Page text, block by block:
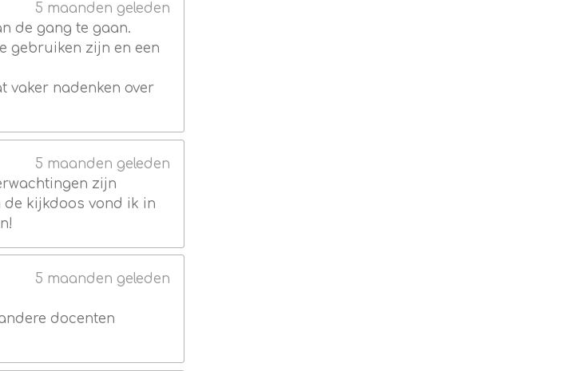
5 maanden geleden
de gang te gaan.
gebruiken zijn en een
vaker nadenken over
5 maanden geleden
zijn
de kijkdoos vond ik in
5 maanden geleden
docenten